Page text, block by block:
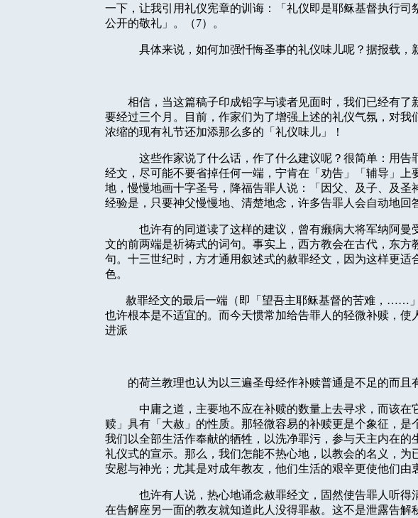
一下，让我引用礼仪宪章的训诲：「礼仪即是耶稣基督执行
公开的敬礼」。（7）。
具体来说，如何加强忏悔圣事的礼仪味儿呢？据报载，
相信，当这篇稿子印成铅字与读者见面时，我们已经有
要经过三个月。目前，作家们为了增强上述的礼仪气氛，对
浓缩的现有礼节还加添那么多的「礼仪味儿」！
这些作家说了什么话，作了什么建议呢？很简单：用
经文，尽可能不要省掉任何一端，宁肯在「劝告」「辅导」
地，慢慢地画十字圣号，降福告罪人说：「因父、及子、及
经验是，只要神父慢慢地、清楚地念，许多告罪人会自动地回
也许有的同道读了这样的建议，曾有癞病大将军纳阿
文的前两端是祈祷式的词句。事实上，西方教会在古代，东
句。十三世纪时，方才通用叙述式的赦罪经文，因为这样更
色。
赦罪经文的最后一端（即「望吾主耶稣基督的苦难，……
也许根本是不适宜的。而今天惯常加给告罪人的轻微补赎，
进派
的荷兰教理也认为以三遍圣母经作补赎普通是不足的而
中庸之道，主要地不应在补赎的数量上去寻求，而该
赎」具有「大赦」的性质。那轻微容易的补赎更是个象征，
我们以全部生活作奉献的牺牲，以洗净罪污，参与天主内在
礼仪式的宣示。那么，我们怎能不热心地，以教会的名义，
安慰与神光；尤其是对成年教友，他们生活的艰辛更使他们由
也许有人说，热心地诵念赦罪经文，固然使告罪人听
在告解座另一面的教友就知道此人没得罪赦。这不是泄露告解